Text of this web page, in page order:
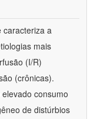
caracteriza a
mais
(I/R)
(crônicas).
consumo
de distúrbios